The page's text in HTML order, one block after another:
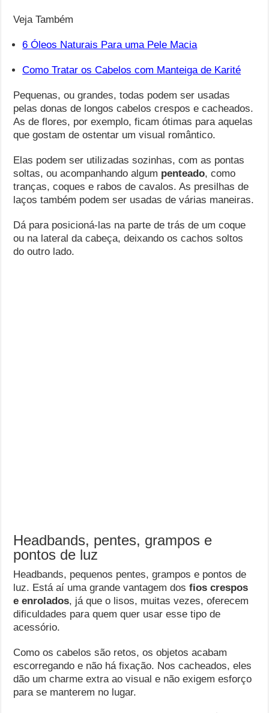
Veja Também
6 Óleos Naturais Para uma Pele Macia
Como Tratar os Cabelos com Manteiga de Karité
Pequenas, ou grandes, todas podem ser usadas
pelas donas de longos cabelos crespos e cacheados.
As de flores, por exemplo, ficam ótimas para aquelas
que gostam de ostentar um visual romântico.
Elas podem ser utilizadas sozinhas, com as pontas
soltas, ou acompanhando algum penteado, como
tranças, coques e rabos de cavalos. As presilhas de
laços também podem ser usadas de várias maneiras.
Dá para posicioná-las na parte de trás de um coque
ou na lateral da cabeça, deixando os cachos soltos
do outro lado.
Headbands, pentes, grampos e
pontos de luz
Headbands, pequenos pentes, grampos e pontos de
luz. Está aí uma grande vantagem dos fios crespos
e enrolados, já que o lisos, muitas vezes, oferecem
dificuldades para quem quer usar esse tipo de
acessório.
Como os cabelos são retos, os objetos acabam
escorregando e não há fixação. Nos cacheados, eles
dão um charme extra ao visual e não exigem esforço
para se manterem no lugar.